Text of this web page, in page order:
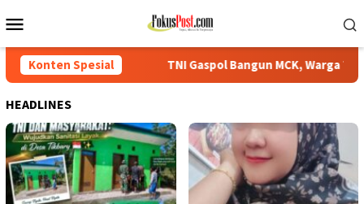
ke
Mobile
Konten Spesial
TNI Gaspol Bangun MCK, Warga Tikbary Segera Nikmati
HEADLINES